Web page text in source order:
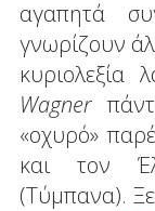
αγαπητά
γνωρίζουν
κυριολεξία
Wagner
«οχυρό»
και τον
(Τύμπανα).